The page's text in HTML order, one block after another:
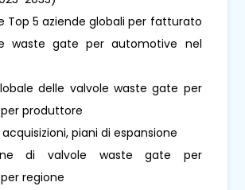
e Top 5 aziende globali per fatturato
waste gate per automotive nel
delle valvole waste gate per
produttore
acquisizioni, piani di espansione
di valvole waste gate per
regione